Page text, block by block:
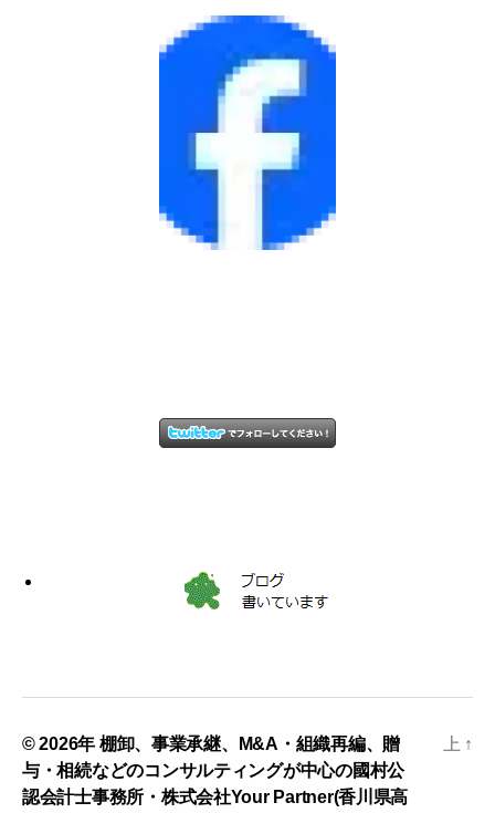
© 2026年 棚卸、事業承継、M&A・組織再編、贈
与・相続などのコンサルティングが中心の國村公
認会計士事務所・株式会社Your Partner(香川県高
上 ↑